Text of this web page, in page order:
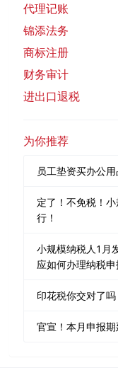
代理记账
锦添法务
商标注册
财务审计
进出口退税
为你推荐
员工垫资买办公
定了！不免税！
行！
小规模纳税人1月
应如何办理纳税申
印花税你交对了吗
官宣！本月申报期